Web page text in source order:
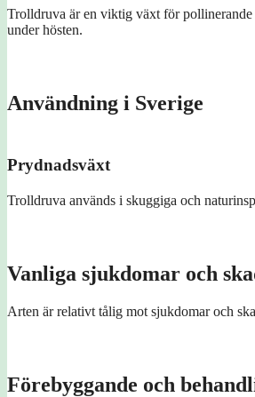
Trolldruva är en viktig växt för
under hösten.
Användning i Sverige
Prydnadsväxt
Trolldruva används i skuggiga och
Vanliga sjukdomar och
Arten är relativt tålig mot sjukdomar och
Förebyggande och